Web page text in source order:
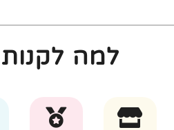
למה